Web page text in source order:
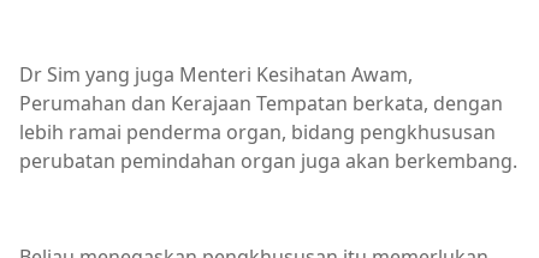
Dr Sim yang juga Menteri Kesihatan Awam,
Perumahan dan Kerajaan Tempatan berkata, dengan
lebih ramai penderma organ, bidang pengkhususan
perubatan pemindahan organ juga akan berkembang.